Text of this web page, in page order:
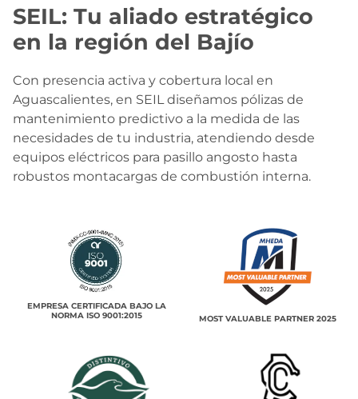
SEIL: Tu aliado estratégico
en la región del Bajío
Con presencia activa y cobertura local en
Aguascalientes, en SEIL diseñamos pólizas de
mantenimiento predictivo a la medida de las
necesidades de tu industria, atendiendo desde
equipos eléctricos para pasillo angosto hasta
robustos montacargas de combustión interna.
EMPRESA CERTIFICADA BAJO LA
NORMA ISO 9001:2015
MOST VALUABLE PARTNER 2025